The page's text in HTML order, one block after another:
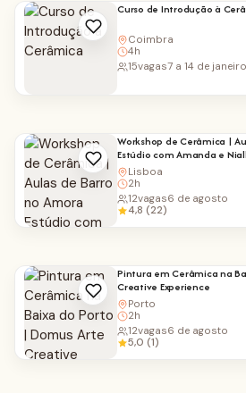
Curso de Introdução à
Coimbra
4h
15vagas7 a 14 de janeiro
Workshop de Cerâmica |
Estúdio com Amanda e Niall
Lisboa
2h
12vagas6 de agosto
4,8 (22)
Pintura em Cerâmica na
Creative Experience
Porto
2h
12vagas6 de agosto
5,0 (1)